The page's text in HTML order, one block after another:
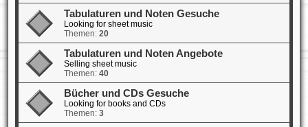
Tabulaturen und Noten Gesuche
Looking for sheet music
Themen: 20
Tabulaturen und Noten Angebote
Selling sheet music
Themen: 40
Bücher und CDs Gesuche
Looking for books and CDs
Themen: 3